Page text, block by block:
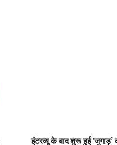
इंटरव्यू के बाद शुरू हुई ‘जुगाड़’